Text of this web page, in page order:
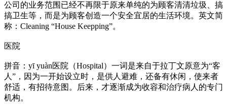
公司的业务范围已经不再限于原来单纯的为顾客清清垃圾、搞
搞卫生等，而是为顾客创造一个安全宜居的生活环境。英文简
称：Cleaning “House Keepping”。
医院
拼音：yī yuàn医院（Hospital）一词是来自于拉丁文原意为“客
人”，因为一开始设立时，是供人避难，还备有休闲，使来者
舒适，有招待意图。后来，才逐渐成为收容和治疗病人的专门
机构。